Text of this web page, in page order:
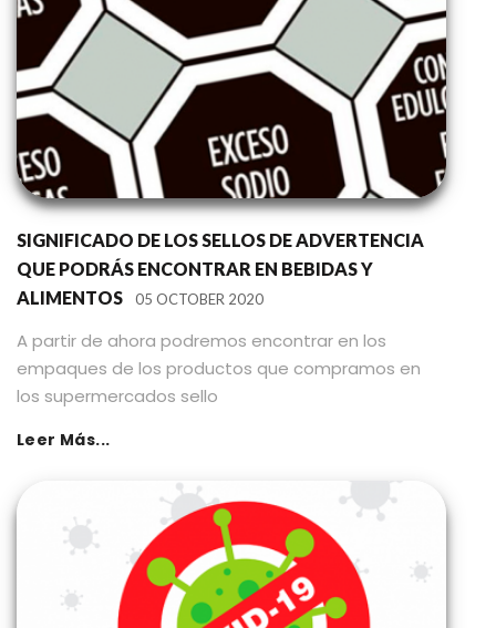
SIGNIFICADO DE LOS SELLOS DE ADVERTENCIA
QUE PODRÁS ENCONTRAR EN BEBIDAS Y
ALIMENTOS
05 OCTOBER 2020
A partir de ahora podremos encontrar en los
empaques de los productos que compramos en
los supermercados sello
Leer Más...